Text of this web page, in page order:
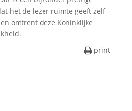
het de lezer ruimte geeft zelf
omtrent deze Koninklijke
print